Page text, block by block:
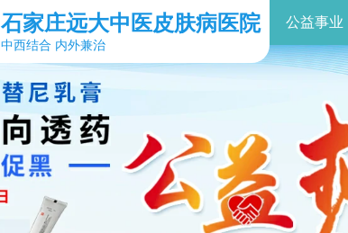
石家庄远大中医皮肤病医院
中西结合 内外兼治
公益事业